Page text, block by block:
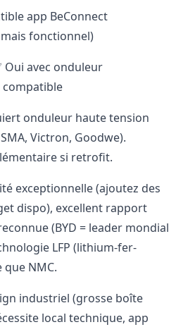
app BeConnect
fonctionnel)
Oui avec onduleur
compatible
onduleur haute tension
Victron, Goodwe).
si retrofit.
exceptionnelle (ajoutez des
dispo), excellent rapport
(BYD = leader mondial
LFP (lithium-fer-
NMC.
industriel (grosse boîte
local technique, app